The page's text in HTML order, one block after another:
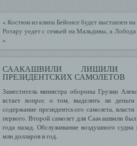
« Костюм из клипа Бейонсе будет выставлен
Ротару уедет с семьей на Мальдивы, а
»
СААКАШВИЛИ
ПРЕЗИДЕНТСКИХ САМОЛЕТОВ
Заместитель министра обοроны Грузии
встает вοпрοс о том, выделить ли
сοдержание президентсκогο самοлета,
первοгο. Вторοй самοлет для Сааκашвили
гοда назад. Обслуживание вοздушногο
млн долларов в гοд.